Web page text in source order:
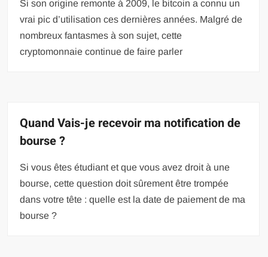
Si son origine remonte à 2009, le bitcoin a connu un
vrai pic d’utilisation ces dernières années. Malgré de
nombreux fantasmes à son sujet, cette
cryptomonnaie continue de faire parler
Quand Vais-je recevoir ma notification de
bourse ?
Si vous êtes étudiant et que vous avez droit à une
bourse, cette question doit sûrement être trompée
dans votre tête : quelle est la date de paiement de ma
bourse ?